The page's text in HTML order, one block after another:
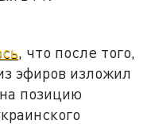
, что после того,
эфиров изложил
позицию